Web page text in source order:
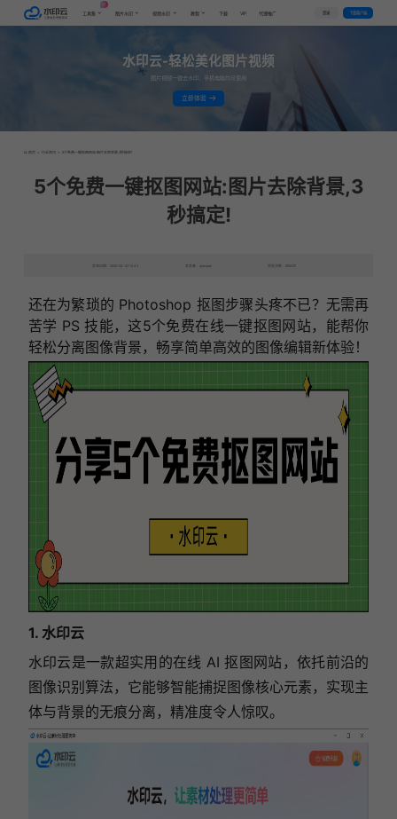
工具集 图片水印 视频水印 教程 下载 VIP 代理推广 登录 下载客户端
水印云-轻松美化图片视频
图片视频一键去水印，手机电脑均可使用
立即体验
首页 > 行业资讯 > 5个免费一键抠图网站:图片去除背景,3秒搞定!
5个免费一键抠图网站:图片去除背景,3
秒搞定!
发布日期：2025-04-22 15:43 发表者：qianqian 浏览次数：9920次
还在为繁琐的 Photoshop 抠图步骤头疼不已？无需再
苦学 PS 技能，这5个免费在线一键抠图网站，能帮你
轻松分离图像背景，畅享简单高效的图像编辑新体验！
1. 水印云
水印云是一款超实用的在线 AI 抠图网站，依托前沿的
图像识别算法，它能够智能捕捉图像核心元素，实现主
体与背景的无痕分离，精准度令人惊叹。